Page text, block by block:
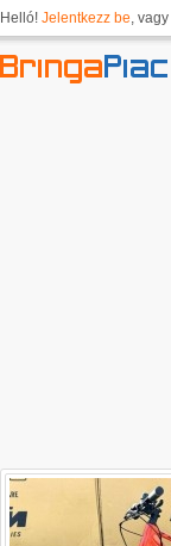
Helló! Jelentkezz be, vagy